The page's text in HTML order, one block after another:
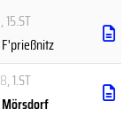
, 15.ST
F'prießnitz
, 1.ST
Mörsdorf